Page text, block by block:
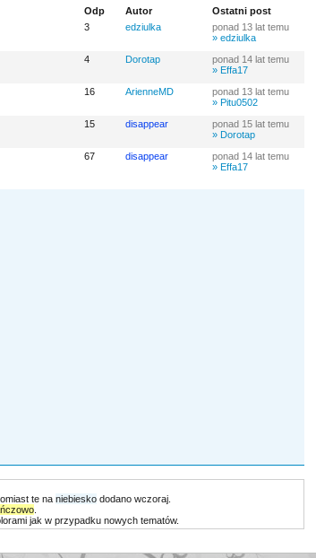
Odp Autor
Ostatni post
3 edziulka
ponad 13 lat temu
» edziulka
4 Dorotap
ponad 14 lat temu
» Effa17
16 ArienneMD
ponad 13 lat temu
» Pitu0502
15 disappear
ponad 15 lat temu
» Dorotap
67 disappear
ponad 14 lat temu
» Effa17
te na niebiesko dodano wczoraj.
jak w przypadku nowych tematów.